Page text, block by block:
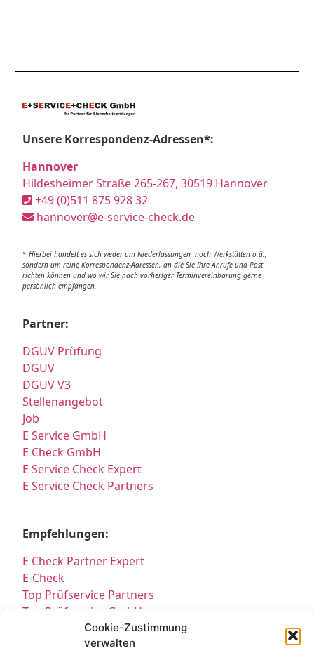
Cookie-Zustimmung
verwalten
Unsere Korrespondenz-Adressen*:
Hannover
Hildesheimer Straße 265-267, 30519 Hannover
+49 (0)511 875 928 32
hannover@e-service-check.de
* Hierbei handelt es sich weder um Niederlassungen, noch Werkstätten o.ä.,
sondern um reine Korrespondenz-Adressen, an die Sie Ihre Anrufe und Post
richten können und wo wir Sie nach vorheriger Terminvereinbarung gerne
persönlich empfangen.
Partner:
DGUV Prüfung
DGUV
DGUV V3
Stellenangebot
Job
E Service GmbH
E Check GmbH
E Service Check Expert
E Service Check Partners
Empfehlungen:
E Check Partner Expert
E-Check
Top Prüfservice Partners
Top Prüfservice GmbH
Prüfung DGUV3 GmbH
Sicherheitsprüfungen Partners